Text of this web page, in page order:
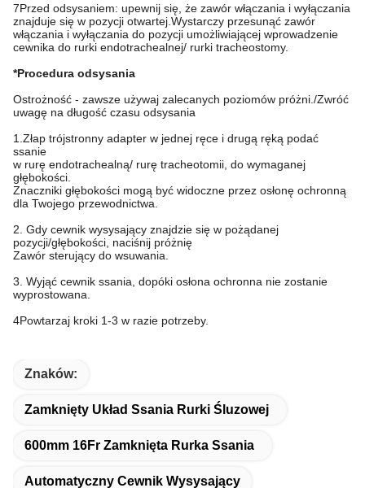
7Przed odsysaniem: upewnij się, że zawór włączania i wyłączania
znajduje się w pozycji otwartej.Wystarczy przesunąć zawór
włączania i wyłączania do pozycji umożliwiającej wprowadzenie
cewnika do rurki endotrachealnej/ rurki tracheostomy.
*Procedura odsysania
Ostrożność - zawsze używaj zalecanych poziomów próżni./Zwróć
uwagę na długość czasu odsysania
1.Złap trójstronny adapter w jednej ręce i drugą ręką podać
ssanie
w rurę endotrachealną/ rurę tracheotomii, do wymaganej
głębokości.
Znaczniki głębokości mogą być widoczne przez osłonę ochronną
dla Twojego przewodnictwa.
2. Gdy cewnik wysysający znajdzie się w pożądanej
pozycji/głębokości, naciśnij próżnię
Zawór sterujący do wsuwania.
3. Wyjąć cewnik ssania, dopóki osłona ochronna nie zostanie
wyprostowana.
4Powtarzaj kroki 1-3 w razie potrzeby.
Znaków:
Zamknięty Układ Ssania Rurki Śluzowej
600mm 16Fr Zamknięta Rurka Ssania
Automatyczny Cewnik Wysysający